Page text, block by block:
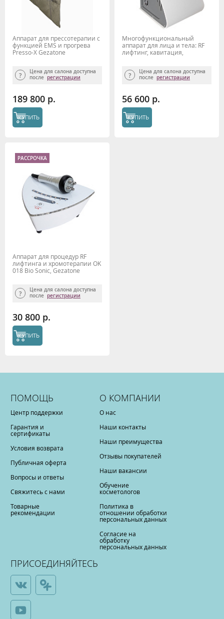
Аппарат для прессотерапии с
функцией EMS и прогрева
Presso-X Gezatone
Цена для салона доступна
после регистрации
189 800 р.
КУПИТЬ
Многофункциональный
аппарат для лица и тела: RF
лифтинг, кавитация,
Цена для салона доступна
после регистрации
56 600 р.
КУПИТЬ
Аппарат для процедур RF
лифтинга и хромотерапии OK
018 Bio Sonic, Gezatone
Цена для салона доступна
после регистрации
30 800 р.
КУПИТЬ
РАССРОЧКА
ПОМОЩЬ
Центр поддержки
Гарантия и
сертификаты
Условия возврата
Публичная оферта
Вопросы и ответы
Свяжитесь с нами
Товарные
рекомендации
О КОМПАНИИ
О нас
Наши контакты
Наши преимущества
Отзывы покупателей
Наши вакансии
Обучение
косметологов
Политика в
отношении обработки
персональных данных
Согласие на
обработку
персональных данных
ПРИСОЕДИНЯЙТЕСЬ